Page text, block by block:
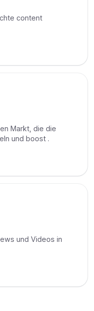
content
Markt, die die
und boost .
und Videos in